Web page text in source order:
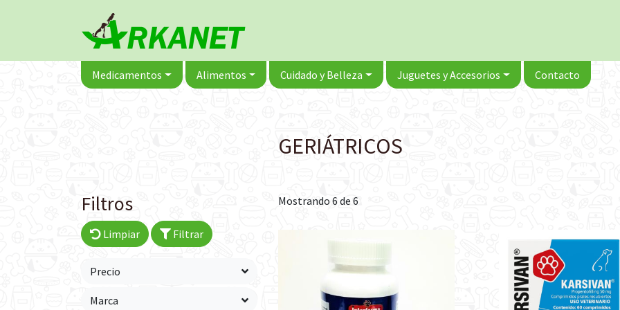
Medicamentos Alimentos Cuidado y Belleza Juguetes y Accesorios Contacto
GERIÁTRICOS
Filtros
Limpiar Filtrar
Precio
Marca
Mostrando 6 de 6